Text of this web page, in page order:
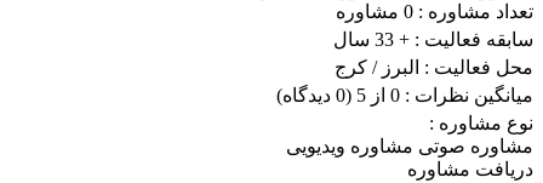
تعداد مشاوره : 0 مشاوره
سابقه فعالیت : + 33 سال
محل فعالیت : البرز/ کرج
میانگین نظرات : 0 از 5
(0 دیدگاه)
نوع مشاوره :
مشاوره صوتی مشاوره ویدیویی
دریافت مشاوره